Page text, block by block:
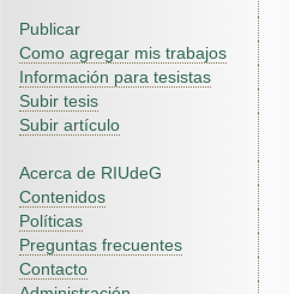
Publicar
Como agregar mis trabajos
Información para tesistas
Subir tesis
Subir artículo
Acerca de RIUdeG
Contenidos
Políticas
Preguntas frecuentes
Contacto